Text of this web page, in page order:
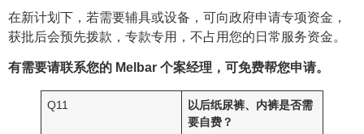
在新计划下，若需要辅具或设备，可向政府申请专项资金，
获批后会预先拨款，专款专用，不占用您的日常服务资金。
有需要请联系您的 Melbar 个案经理，可免费帮您申请。
Q11
以后纸尿裤、内裤是否需
要自费？